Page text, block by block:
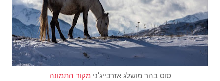
סוס בהר מושלג אזרבייג'ני מקור התמונה